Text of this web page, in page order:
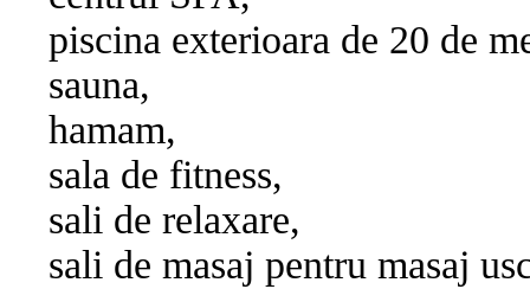
piscina exterioara de 20 de
sauna,
hamam,
sala de fitness,
sali de relaxare,
sali de masaj pentru masaj